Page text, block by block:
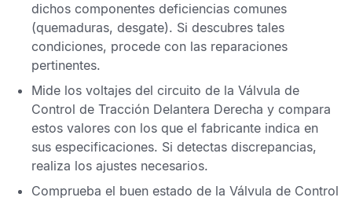
dichos componentes deficiencias comunes
(quemaduras, desgate). Si descubres tales
condiciones, procede con las reparaciones
pertinentes.
Mide los voltajes del circuito de la Válvula de
Control de Tracción Delantera Derecha y compara
estos valores con los que el fabricante indica en
sus especificaciones. Si detectas discrepancias,
realiza los ajustes necesarios.
Comprueba el buen estado de la Válvula de Control